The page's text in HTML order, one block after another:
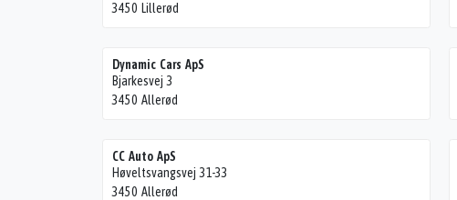
3450 Lillerød
Dynamic Cars ApS
Bjarkesvej 3
3450 Allerød
CC Auto ApS
Høveltsvangsvej 31-33
3450 Allerød